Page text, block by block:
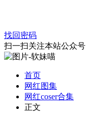
找回密码
扫一扫关注本站公众
首页
网红图集
网红coser合集
正文